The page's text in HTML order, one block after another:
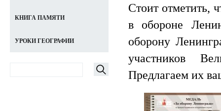
Стоит отметить,
в обороне
оборону
участников
Предлагаем их
КНИГА ПАМЯТИ
УРОКИ ГЕОГРАФИИ